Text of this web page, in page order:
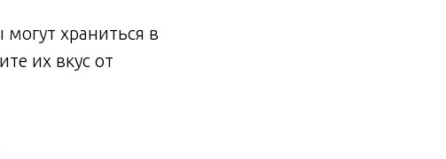
храниться в
их вкус от